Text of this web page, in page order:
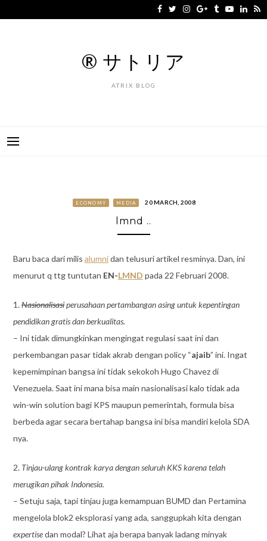
to
® サトリア
ATRIX BLOG
ECONOMY MEDIA 20 MARCH, 2008
lmnd ..
Baru baca dari milis alumnidan telusuri artikel resminya. Dan, ini
menurut q ttg tuntutan EN-LMND pada 22 Februari 2008.
1.Nasionalisasiperusahaan pertambangan asing untuk kepentingan
pendidikan gratis dan berkualitas.
– Ini tidak dimungkinkan mengingat regulasi saat ini dan
perkembangan pasar tidak akrab dengan policy “ajaib” ini. Ingat
kepemimpinan bangsa ini tidak sekokoh Hugo Chavez di
Venezuela. Saat ini mana bisa main nasionalisasi kalo tidak ada
win-win solution bagi KPS maupun pemerintah, formula bisa
berbeda agar secara bertahap bangsa ini bisa mandiri kelola SDA
nya.
2. Tinjau-ulang kontrak karya dengan seluruh KKS karena telah
merugikan pihak Indonesia.
– Setuju saja, tapi tinjau juga kemampuan BUMD dan Pertamina
mengelola blok2 eksplorasi yang ada, sanggupkah kita dengan
expertisedan modal? Lihat aja berapa banyak ladang minyak